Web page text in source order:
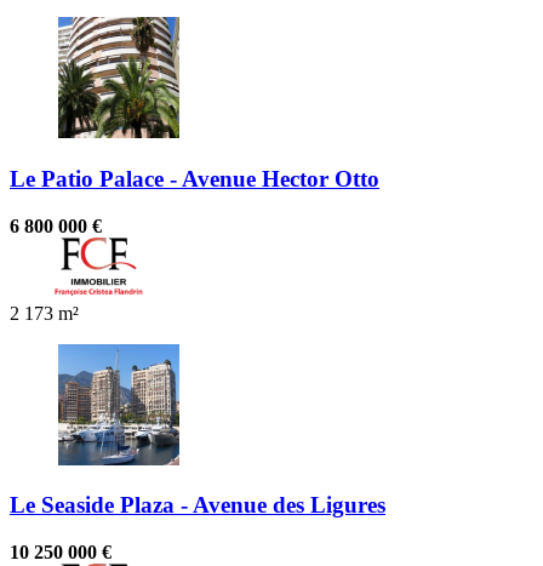
Le Patio Palace - Avenue Hector Otto
6 800 000 €
2 173 m²
Le Seaside Plaza - Avenue des Ligures
10 250 000 €